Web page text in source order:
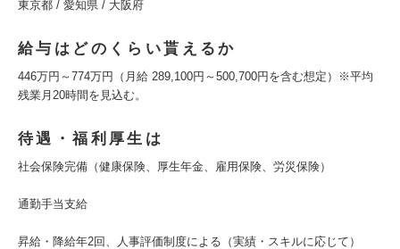
東京都 / 愛知県 / 大阪府
給与はどのくらい貰えるか
446万円～774万円（月給 289,100円～500,700円を含む想定）※平均
残業月20時間を見込む。
待遇・福利厚生は
社会保険完備（健康保険、厚生年金、雇用保険、労災保険）
通勤手当支給
昇給・降給年2回、人事評価制度による（実績・スキルに応じて）